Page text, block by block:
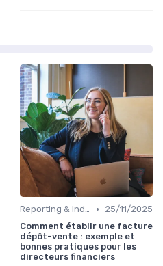
Reporting & Indicateurs •
25/11/2025
Comment établir une facture
dépôt-vente : exemple et
bonnes pratiques pour les
directeurs financiers